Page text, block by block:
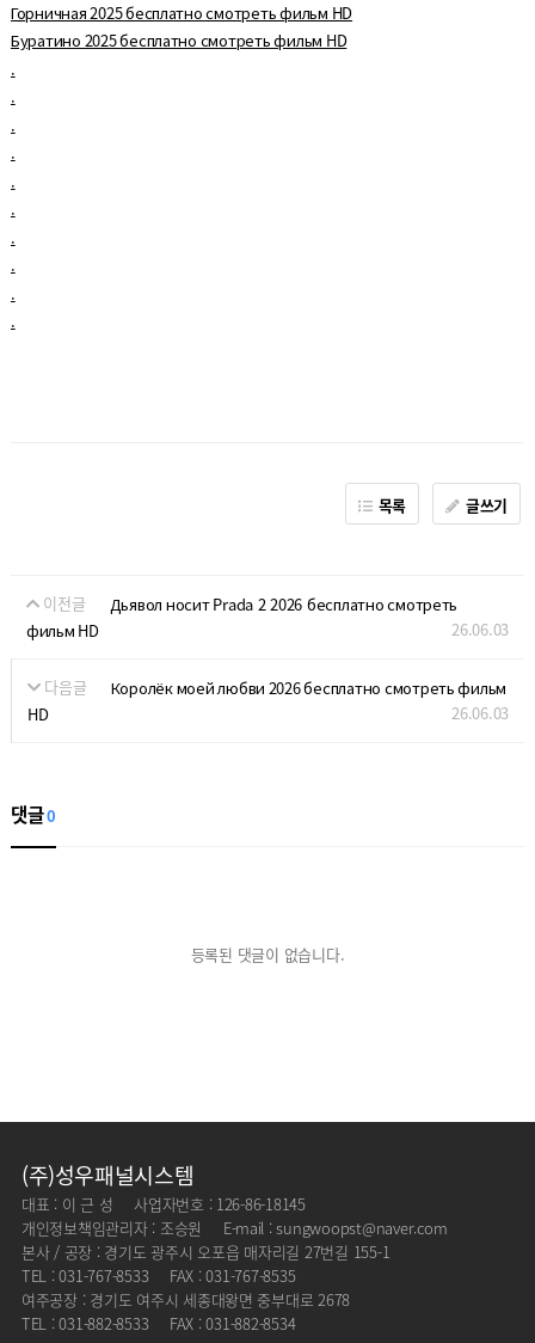
Горничная 2025 бесплатно смотреть фильм HD
Буратино 2025 бесплатно смотреть фильм HD
.
.
.
.
.
.
.
.
.
.
목록 글쓰기
이전글
Дьявол носит Prada 2 2026 бесплатно смотреть
фильм HD
26.06.03
다음글
Королёк моей любви 2026 бесплатно смотреть фильм
HD
26.06.03
댓글0
등록된 댓글이 없습니다.
(주)성우패널시스템
대표 : 이 근 성
사업자번호 : 126-86-18145
개인정보책임관리자 : 조승원
E-mail : sungwoopst@naver.com
본사 / 공장 : 경기도 광주시 오포읍 매자리길 27번길 155-1
TEL : 031-767-8533
FAX : 031-767-8535
여주공장 : 경기도 여주시 세종대왕면 중부대로 2678
TEL : 031-882-8533
FAX : 031-882-8534